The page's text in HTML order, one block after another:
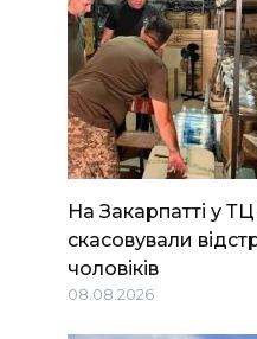
На Закарпатті у
скасовували
чоловіків
08.08.2026